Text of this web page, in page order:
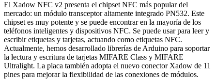
El Xadow NFC v2 presenta el chipset NFC más popular del
mercado: un módulo transceptor altamente integrado PN532. Este
chipset es muy potente y se puede encontrar en la mayoría de los
teléfonos inteligentes y dispositivos NFC. Se puede usar para leer y
escribir etiquetas y tarjetas, actuando como etiquetas NFC.
Actualmente, hemos desarrollado librerías de Arduino para soportar
la lectura y escritura de tarjetas MIFARE Class y MIFARE
Ultralight. La placa también adopta el nuevo conector Xadow de 11
pines para mejorar la flexibilidad de las conexiones de módulos.